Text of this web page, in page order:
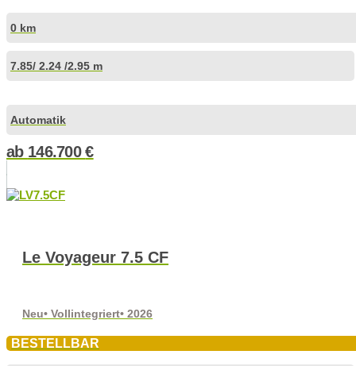
0 km
7.85/ 2.24 /2.95 m
Automatik
ab 146.700€
Le Voyageur 7.5 CF
Neu• Vollintegriert• 2026
BESTELLBAR